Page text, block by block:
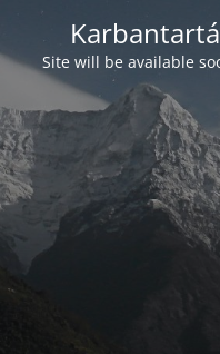
Site will be available